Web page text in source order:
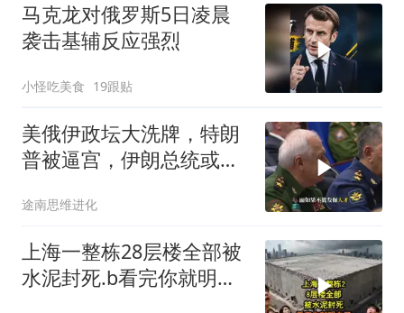
马克龙对俄罗斯5日凌晨
袭击基辅反应强烈
小怪吃美食 19跟贴
美俄伊政坛大洗牌，特朗
普被逼宫，伊朗总统或下
途南思维进化
上海一整栋28层楼全部被
水泥封死.b看完你就明白